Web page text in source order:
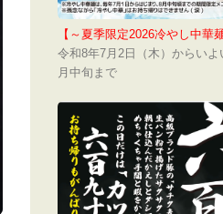
【～夏季限定2026冷やし中華
令和8年7月2日（木）からい
月中旬まで